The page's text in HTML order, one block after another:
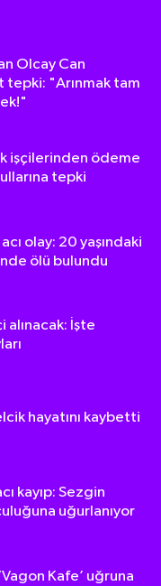
Olcay Can
tepki: "Arınmak tam
işçilerinden ödeme
tepki
olay: 20 yaşındaki
ölü bulundu
alınacak: İşte
hayatını kaybetti
kayıp: Sezgin
uğurlanıyor
Kafe’ uğruna